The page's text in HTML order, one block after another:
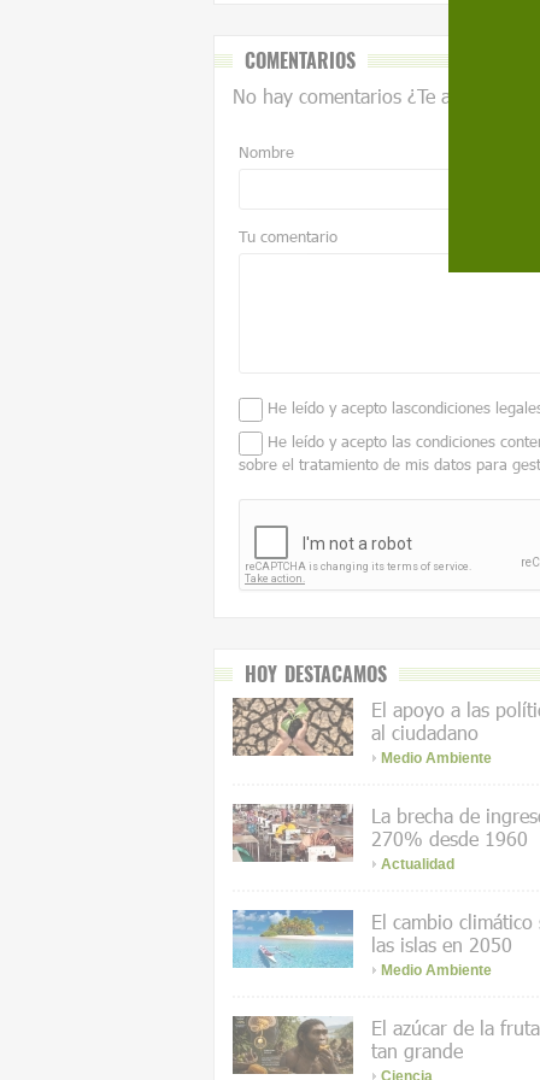
COMENTARIOS
No hay comentarios ¿Te animas?
Nombre
Tu comentario
He leído y acepto lascondiciones
He leído y acepto las condiciones
sobre el tratamiento de mis datos para
HOY DESTACAMOS
El apoyo a las
al ciudadano
Medio Ambiente
La brecha de
270% desde 1960
Actualidad
El cambio
las islas en 2050
Medio Ambiente
El azúcar de la
tan grande
Ciencia